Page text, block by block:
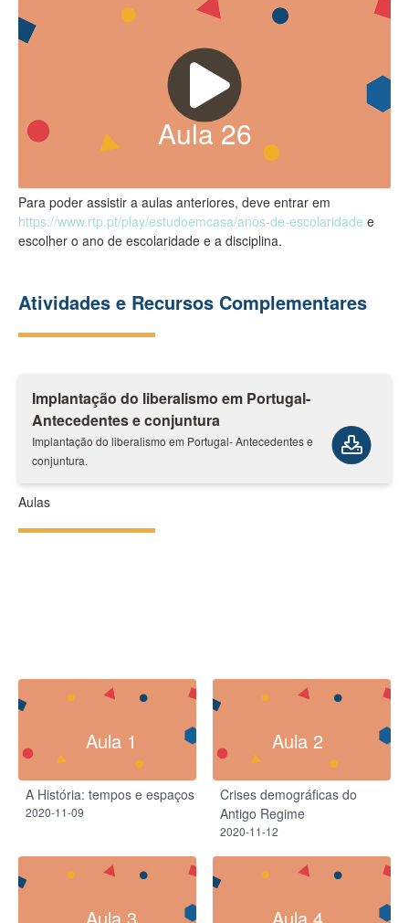
Aula26
Para poder assistir a aulas anteriores, deve entrar em
https://www.rtp.pt/play/estudoemcasa/anos-de-escolaridade e
escolher o ano de escolaridade e a disciplina.
Atividades e Recursos Complementares
Implantação do liberalismo em Portugal-
Antecedentes e conjuntura
Implantação do liberalismo em Portugal- Antecedentes e
conjuntura.
Aulas
Aula 1
A História: tempos e espaços
2020-11-09
Aula 2
Crises demográficas do
Antigo Regime
2020-11-12